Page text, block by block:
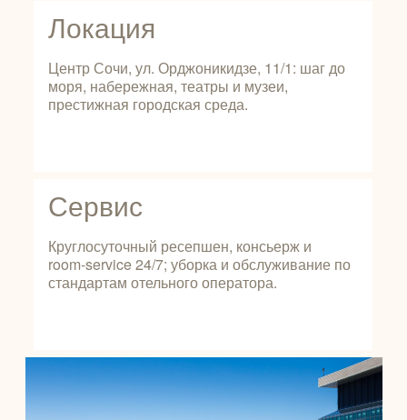
Сервис
Круглосуточный ресепшен, консьерж и
room‑service 24/7; уборка и обслуживание по
стандартам отельного оператора.
Локация
Центр Сочи, ул. Орджоникидзе, 11/1: шаг до
моря, набережная, театры и музеи,
престижная городская среда.